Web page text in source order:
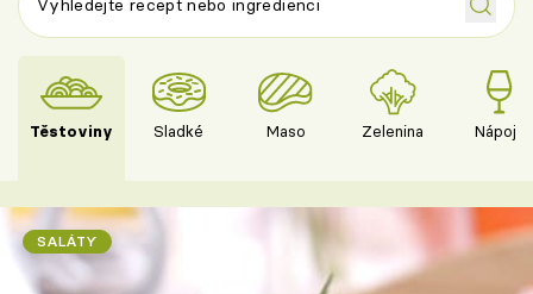
Těstoviny Sladké Maso Zelenina Nápoje
SALÁTY